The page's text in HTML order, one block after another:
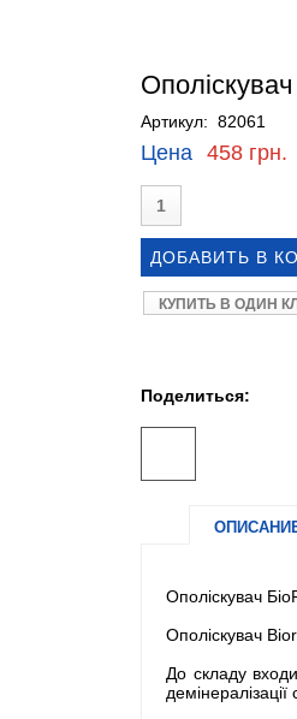
Артикул: 82061
Цена 458 грн.
КУПИТЬ В ОДИН
Поделиться:
Ополіскувач
Ополіскувач
До складу
демінералізації